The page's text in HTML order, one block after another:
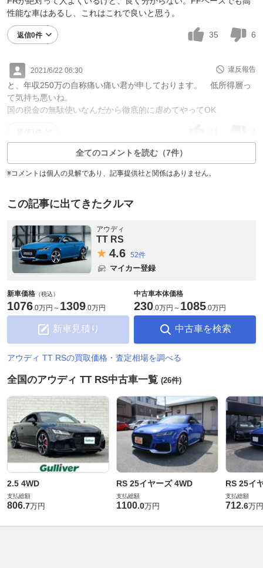
性能な車はあるし、これはこれで良いと思う。
返信0件 35 6
2021/6/22 06:30 違反報告
と、年収250万の自称痛い痛い君が申しております。 低所得層っ
て気持ち悪いね。
国の税金の無駄使いなんだから徹底的に虐めてやってOK
全てのコメントを読む（7件）
※コメントは個人の見解であり、記事提供社と関係はありません。
この記事に出てきたクルマ
アウディ
TT RS
4.6 52件
マイカー登録
新車価格 （税込）
1076.0万円 ～ 1309.0万円
新車見積り
中古車本体価格
230.0万円 ～ 1085.0万円
中古車を検索
アウディ TT RSの買取価格・査定相場を調べる
全国のアウディ TT RS中古車一覧 (26件)
2.5 4WD
支払総額
806.7万円
RS 25イヤーズ 4WD
支払総額
1100.0万円
RS 25イ
支払総額
712.6万円